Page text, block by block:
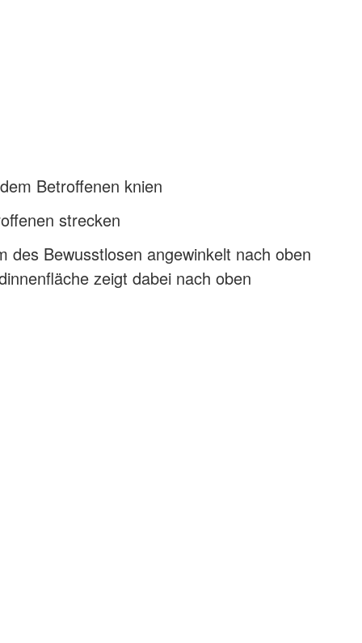
Betroffenen knien
strecken
des Bewusstlosen angewinkelt nach oben
zeigt dabei nach oben